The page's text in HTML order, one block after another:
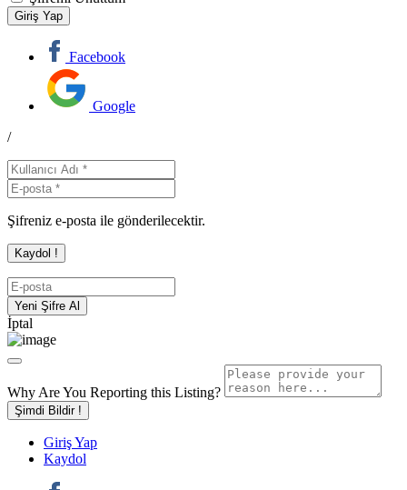
Facebook
Google
/
Şifreniz e-posta ile gönderilecektir.
İptal
Why Are You Reporting this Listing?
Şimdi Bildir !
Giriş Yap
Kaydol